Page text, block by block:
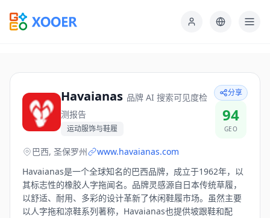
Havaianas 品牌 AI 搜索可见度检
测报告
运动服饰与鞋履
分享
94
GEO
巴西, 圣保罗州
www.havaianas.com
Havaianas是一个全球知名的巴西品牌，成立于1962年，以
其标志性的橡胶人字拖闻名。品牌灵感源自日本传统草履，
以舒适、耐用、多彩的设计革新了休闲鞋履市场。虽然主要
以人字拖和凉鞋系列著称，Havaianas也提供坡跟鞋和配